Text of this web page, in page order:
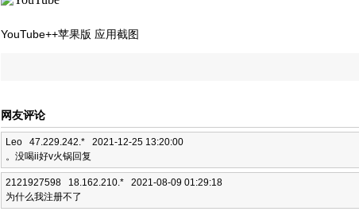
YouTube++苹果版 应用截图
网友评论
Leo 47.229.242.* 2021-12-25 13:20:00
。没喝ii好v火锅回复
2121927598 18.162.210.* 2021-08-09 01:29:18
为什么我注册不了